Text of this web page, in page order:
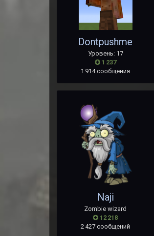
Dontpushme
Уровень: 17
1 237
1 914 сообщения
Naji
Zombie wizard
12 218
2 427 сообщений